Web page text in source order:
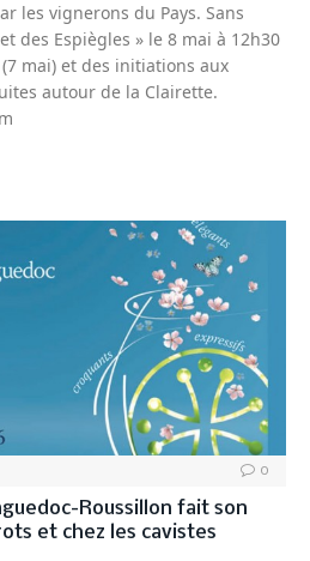
les vignerons du Pays. Sans
des Espiègles » le 8 mai à 12h30
mai) et des initiations aux
autour de la Clairette.
0
Roussillon fait son
et chez les cavistes